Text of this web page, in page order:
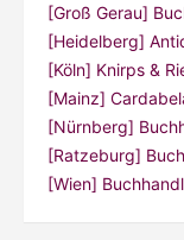
[Groß Gerau]
[Heidelberg]
[Köln] Knirps &
[Mainz]
[Nürnberg]
[Ratzeburg]
[Wien]